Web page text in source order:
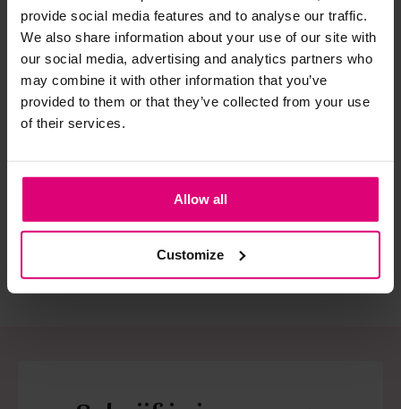
provide social media features and to analyse our traffic.
We also share information about your use of our site with
our social media, advertising and analytics partners who
may combine it with other information that you’ve
provided to them or that they’ve collected from your use
of their services.
Allow all
Customize
Strijkijzer/droogtrommel:
Kledingstukken met elastine zijn niet bestand tegen de hitte
van het strijkijzer en/of de droogtrommel. Ook in veel
spijkerbroeken is elastine (stretch) verwerkt en mogen dus
Twijfels? Wij staan klaar voor advies op maat.
€ 41.99